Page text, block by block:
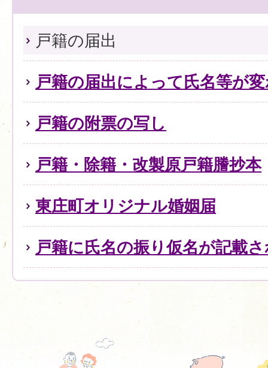
戸籍の届出
戸籍の届出によって氏名等が
戸籍の附票の写し
戸籍・除籍・改製原戸籍謄抄本
東庄町オリジナル婚姻届
戸籍に氏名の振り仮名が記載